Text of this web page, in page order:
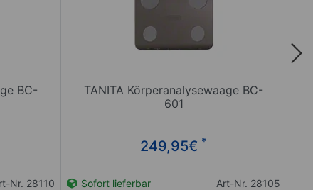
BC-
Nr. 28110
TANITA Körperanalysewaage BC-
601
249,95€ *
Sofort lieferbar Art-Nr. 28105